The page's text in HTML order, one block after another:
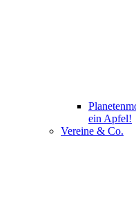
ein Apfel!
Vereine & Co.